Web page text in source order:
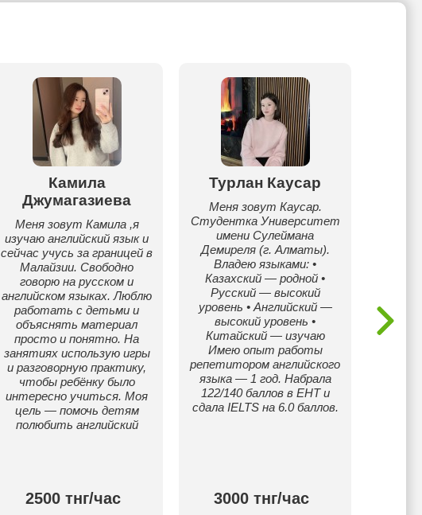
Камила
Джумагазиева
Меня зовут Камила ,я
изучаю английский язык и
сейчас учусь за границей в
Малайзии. Свободно
говорю на русском и
английском языках. Люблю
работать с детьми и
объяснять материал
просто и понятно. На
занятиях использую игры
и разговорную практику,
чтобы ребёнку было
интересно учиться. Моя
цель — помочь детям
полюбить английский
2500 тнг/час
Турлан Каусар
Меня зовут Каусар.
Студентка Университет
имени Сулеймана
Демиреля (г. Алматы).
Владею языками: •
Казахский — родной •
Русский — высокий
уровень • Английский —
высокий уровень •
Китайский — изучаю
Имею опыт работы
репетитором английского
языка — 1 год. Набрала
122/140 баллов в ЕНТ и
сдала IELTS на 6.0 баллов.
3000 тнг/час
живые